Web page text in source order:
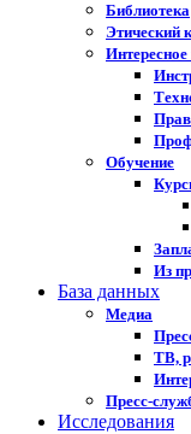
Библиотека
Этический
Интересное
Обучение
Из
База данных
Медиа
ТВ,
Пресс-
Исследования